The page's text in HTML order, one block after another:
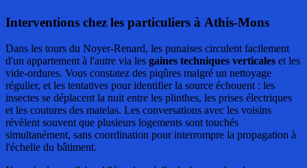
Interventions chez les particuliers à Athis-Mons
Dans les tours du Noyer-Renard, les punaises circulent facilement
d'un appartement à l'autre via les gaines techniques verticales et les
vide-ordures. Vous constatez des piqûres malgré un nettoyage
régulier, et les tentatives pour identifier la source échouent : les
insectes se déplacent la nuit entre les plinthes, les prises électriques
et les coutures des matelas. Les conversations avec les voisins
révèlent souvent que plusieurs logements sont touchés
simultanément, sans coordination pour interrompre la propagation à
l'échelle du bâtiment.